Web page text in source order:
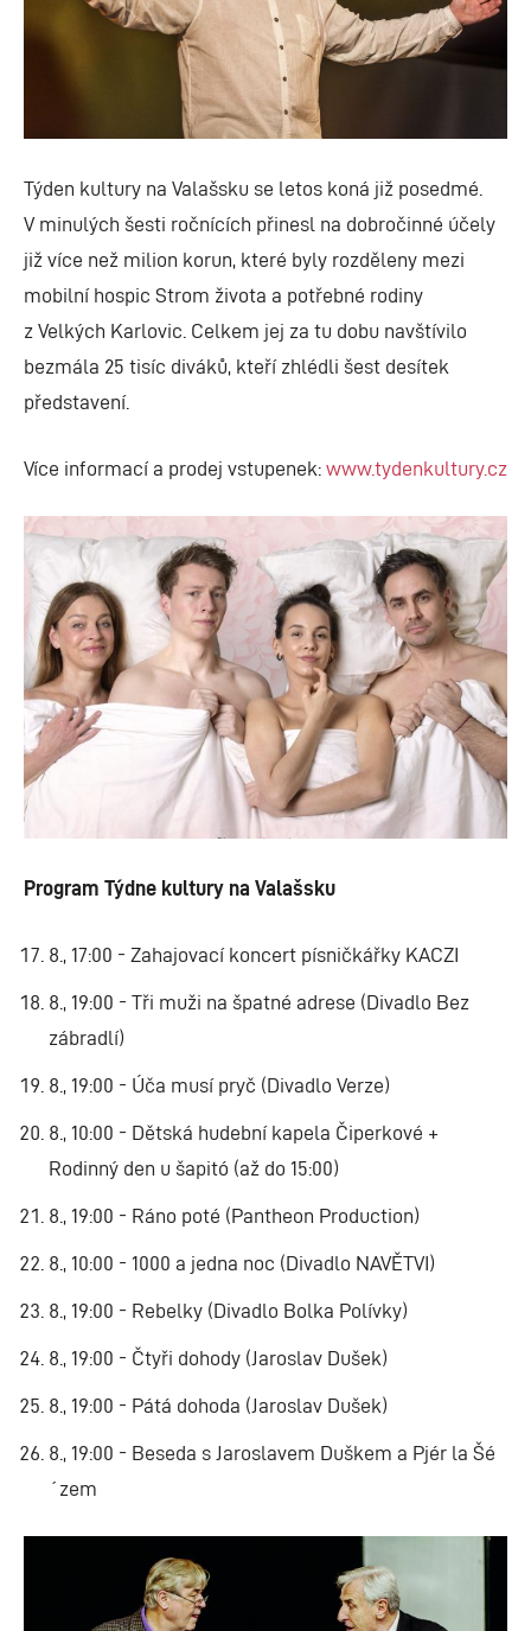
Týden kultury na Valašsku se letos koná již posedmé.
V minulých šesti ročnících přinesl na dobročinné účely
již více než milion korun, které byly rozděleny mezi
mobilní hospic Strom života a potřebné rodiny
z Velkých Karlovic. Celkem jej za tu dobu navštívilo
bezmála 25 tisíc diváků, kteří zhlédli šest desítek
představení.
Více informací a prodej vstupenek:www.tydenkultury.cz
Program Týdne kultury na Valašsku
8., 17:00 - Zahajovací koncert písničkářky KACZI
8., 19:00 - Tři muži na špatné adrese (Divadlo Bez
zábradlí)
8., 19:00 - Úča musí pryč (Divadlo Verze)
8., 10:00 - Dětská hudební kapela Čiperkové +
Rodinný den u šapitó (až do 15:00)
8., 19:00 - Ráno poté (Pantheon Production)
8., 10:00 - 1000 a jedna noc (Divadlo NAVĚTVI)
8., 19:00 - Rebelky (Divadlo Bolka Polívky)
8., 19:00 - Čtyři dohody (Jaroslav Dušek)
8., 19:00 - Pátá dohoda (Jaroslav Dušek)
8., 19:00 - Beseda s Jaroslavem Duškem a Pjér la Šé
´zem